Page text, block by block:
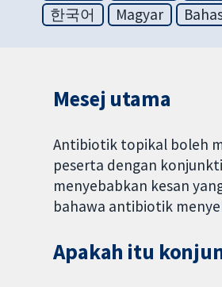
한국어
Magyar
Mesej utama
Antibiotik topikal boleh
peserta dengan
menyebabkan kesan
bahawa antibiotik
Apakah itu